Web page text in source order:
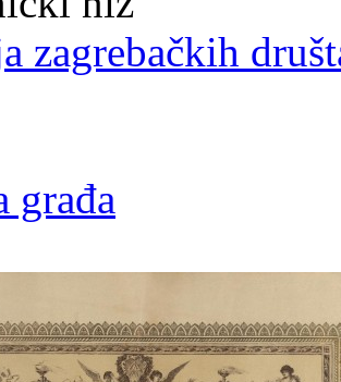
zagrebačkih
građa